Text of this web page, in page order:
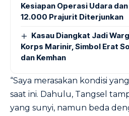
Kesiapan Operasi Udara
12.000 Prajurit Diterjunkan
Kasau Diangkat Jadi
Korps Marinir, Simbol Erat
dan Kemhan
“Saya merasakan kondisi
saat ini. Dahulu, Tangsel
yang sunyi, namun beda